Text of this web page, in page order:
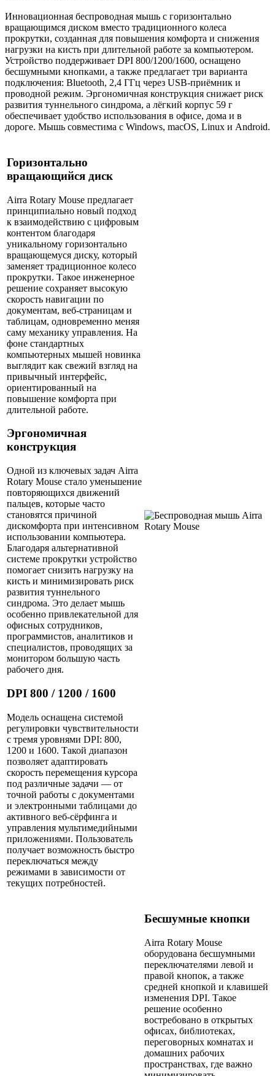
Инновационная беспроводная мышь с горизонтально
вращающимся диском вместо традиционного колеса
прокрутки, созданная для повышения комфорта и снижения
нагрузки на кисть при длительной работе за компьютером.
Устройство поддерживает DPI 800/1200/1600, оснащено
бесшумными кнопками, а также предлагает три варианта
подключения: Bluetooth, 2,4 ГГц через USB-приёмник и
проводной режим. Эргономичная конструкция снижает риск
развития туннельного синдрома, а лёгкий корпус 59 г
обеспечивает удобство использования в офисе, дома и в
дороге. Мышь совместима с Windows, macOS, Linux и Android.
Горизонтально
вращающийся диск
Airra Rotary Mouse предлагает
принципиально новый подход
к взаимодействию с цифровым
контентом благодаря
уникальному горизонтально
вращающемуся диску, который
заменяет традиционное колесо
прокрутки. Такое инженерное
решение сохраняет высокую
скорость навигации по
документам, веб-страницам и
таблицам, одновременно меняя
саму механику управления. На
фоне стандартных
компьютерных мышей новинка
выглядит как свежий взгляд на
привычный интерфейс,
ориентированный на
повышение комфорта при
длительной работе.
Эргономичная
конструкция
Одной из ключевых задач Airra
Rotary Mouse стало уменьшение
повторяющихся движений
пальцев, которые часто
становятся причиной
дискомфорта при интенсивном
использовании компьютера.
Благодаря альтернативной
системе прокрутки устройство
помогает снизить нагрузку на
кисть и минимизировать риск
развития туннельного
синдрома. Это делает мышь
особенно привлекательной для
офисных сотрудников,
программистов, аналитиков и
специалистов, проводящих за
монитором большую часть
рабочего дня.
DPI 800 / 1200 / 1600
Модель оснащена системой
регулировки чувствительности
с тремя уровнями DPI: 800,
1200 и 1600. Такой диапазон
позволяет адаптировать
скорость перемещения курсора
под различные задачи — от
точной работы с документами
и электронными таблицами до
активного веб-сёрфинга и
управления мультимедийными
приложениями. Пользователь
получает возможность быстро
переключаться между
режимами в зависимости от
текущих потребностей.
Бесшумные кнопки
Airra Rotary Mouse
оборудована бесшумными
переключателями левой и
правой кнопок, а также
средней кнопкой и клавишей
изменения DPI. Такое
решение особенно
востребовано в открытых
офисах, библиотеках,
переговорных комнатах и
домашних рабочих
пространствах, где важно